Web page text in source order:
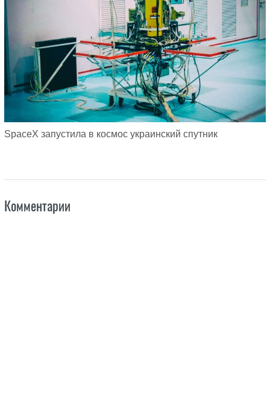
SpaceX запустила в космос украинский спутник
Комментарии